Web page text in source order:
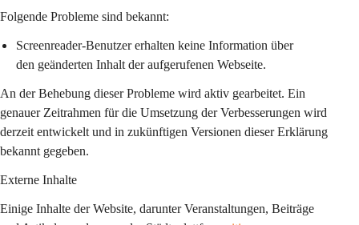
Folgende Probleme sind bekannt:
Screenreader-Benutzer erhalten keine Information über
den geänderten Inhalt der aufgerufenen Webseite.
An der Behebung dieser Probleme wird aktiv gearbeitet. Ein
genauer Zeitrahmen für die Umsetzung der Verbesserungen wird
derzeit entwickelt und in zukünftigen Versionen dieser Erklärung
bekannt gegeben.
Externe Inhalte
Einige Inhalte der Website, darunter Veranstaltungen, Beiträge